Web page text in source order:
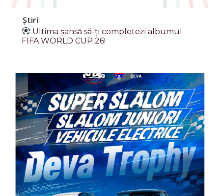
Știri
Ultima șansă să-ți completezi albumul
FIFA WORLD CUP 26!